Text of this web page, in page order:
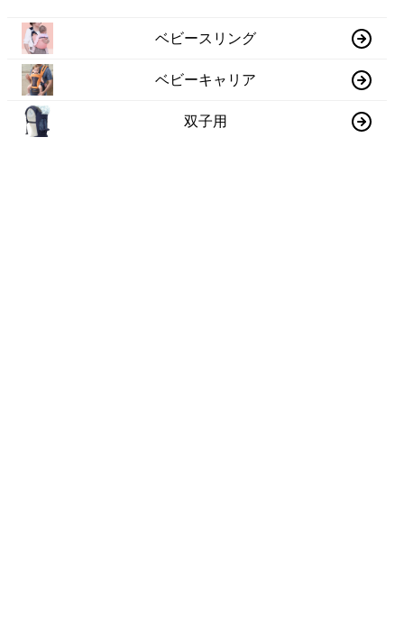
ベビースリング
ベビーキャリア
双子用